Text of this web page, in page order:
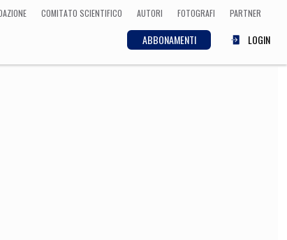
COMITATO SCIENTIFICO AUTORI FOTOGRAFI PARTNER
ABBONAMENTI LOGIN